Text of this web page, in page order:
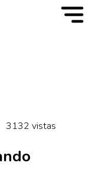
m
3132 vistas